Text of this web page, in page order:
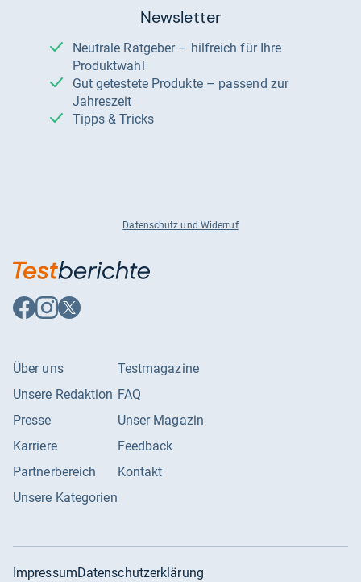
Newsletter
Neutrale Ratgeber – hilfreich für Ihre
Produktwahl
Gut getestete Produkte – passend zur
Jahreszeit
Tipps & Tricks
Datenschutz und Widerruf
Auf
Facebook
Auf
Instagram
Auf
X
Über uns
Unsere Redaktion
Presse
Karriere
Partnerbereich
Unsere Kategorien
Testmagazine
FAQ
Unser Magazin
Feedback
Kontakt
ImpressumDatenschutzerklärung